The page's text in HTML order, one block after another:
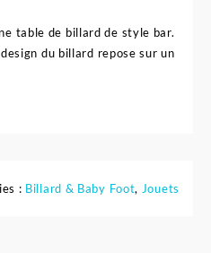
table de billard de style bar.
du billard repose sur un
: Billard & Baby Foot, Jouets